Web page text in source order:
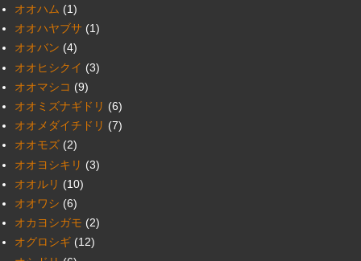
オオハム (1)
オオハヤブサ (1)
オオバン (4)
オオヒシクイ (3)
オオマシコ (9)
オオミズナギドリ (6)
オオメダイチドリ (7)
オオモズ (2)
オオヨシキリ (3)
オオルリ (10)
オオワシ (6)
オカヨシガモ (2)
オグロシギ (12)